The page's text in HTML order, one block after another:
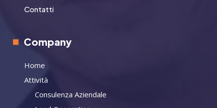
Contatti
Company
Home
Attività
Consulenza Aziendale